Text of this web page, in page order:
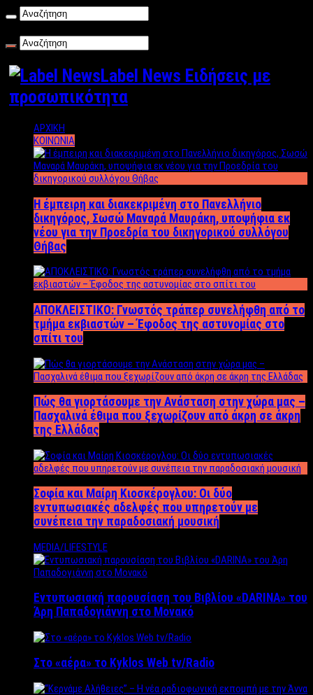
Label News Ειδήσεις με
προσωπικότητα
ΑΡΧΙΚΗ
ΚΟΙΝΩΝΙΑ
Η έμπειρη και διακεκριμένη στο Πανελλήνιο
δικηγόρος, Σωσώ Μαναρά Μαυράκη, υποψήφια εκ
νέου για την Προεδρία του δικηγορικού συλλόγου
Θήβας
ΑΠΟΚΛΕΙΣΤΙΚΟ: Γνωστός τράπερ συνελήφθη από το
τμήμα εκβιαστών – Έφοδος της αστυνομίας στο
σπίτι του
Πώς θα γιορτάσουμε την Ανάσταση στην χώρα μας –
Πασχαλινά έθιμα που ξεχωρίζουν από άκρη σε άκρη
της Ελλάδας
Σοφία και Μαίρη Κιοσκέρογλου: Οι δύο
εντυπωσιακές αδελφές που υπηρετούν με
συνέπεια την παραδοσιακή μουσική
MEDIA/LIFESTYLE
Εντυπωσιακή παρουσίαση του Βιβλίου «DARINA» του
Άρη Παπαδογιάννη στο Μονακό
Στο «αέρα» το Kyklos Web tv/Radio